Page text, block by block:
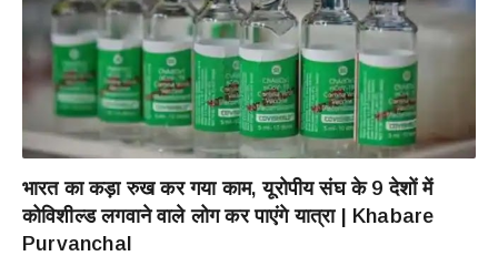
भारत का कड़ा रुख कर गया काम, यूरोपीय संघ के 9 देशों में
कोविशील्ड लगवाने वाले लोग कर पाएंगे यात्रा | Khabare
Purvanchal